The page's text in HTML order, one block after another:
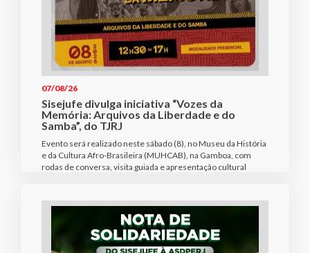
07/08/26
Sisejufe divulga iniciativa “Vozes da
Memória: Arquivos da Liberdade e do
Samba”, do TJRJ
Evento será realizado neste sábado (8), no Museu da História
e da Cultura Afro-Brasileira (MUHCAB), na Gamboa, com
rodas de conversa, visita guiada e apresentação cultural